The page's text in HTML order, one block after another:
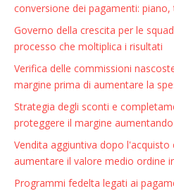
conversione dei pagamenti:
Governo della crescita per le
processo che moltiplica i risultati
Verifica delle commissioni
margine prima di aumentare la
Strategia degli sconti e
proteggere il margine
Vendita aggiuntiva dopo l'acquisto
aumentare il valore medio ordine
Programmi fedelta legati ai